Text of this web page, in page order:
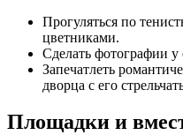
Прогуляться по
цветниками.
Сделать фотографии у
Запечатлеть
дворца с его
Площадки и